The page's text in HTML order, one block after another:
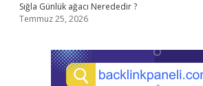
Sığla Günlük ağacı Nerededir ?
Temmuz 25, 2026